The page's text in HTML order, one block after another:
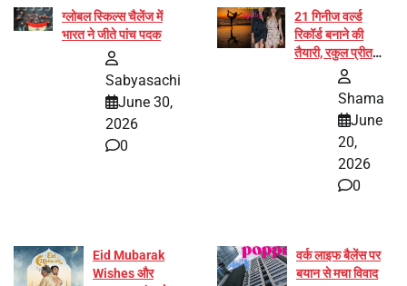
ग्लोबल स्किल्स चैलेंज में
भारत ने जीते पांच पदक
Sabyasachi
June 30,
2026
0
21 गिनीज वर्ल्ड
रिकॉर्ड बनाने की
तैयारी, रकुल प्रीत
और प्रज्ञा जायसवाल
बनीं योग अभियान का
Shama
June
20,
2026
0
Eid Mubarak
Wishes और
वर्क लाइफ बैलेंस पर
बयान से मचा विवाद